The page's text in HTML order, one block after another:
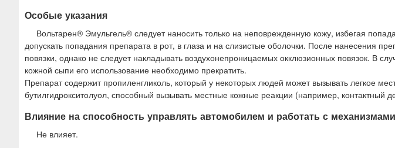
Особые указания
Вольтарен® Эмульгель® следует наносить только на неповрежденную кожу, избегая
допускать попадания препарата в рот, в глаза и на слизистые оболочки. После нанесения
повязки, однако не следует накладывать воздухонепроницаемых окклюзионных повязок. В
кожной сыпи его использование необходимо прекратить.
Препарат содержит пропиленгликоль, который у некоторых людей может вызывать легкое
бутилгидрокситолуол, способный вызывать местные кожные реакции (например, контактный
Влияние на способность управлять автомобилем и работать с механизмами
Не влияет.